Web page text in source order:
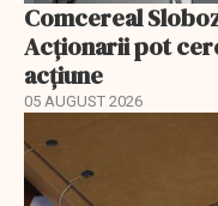
Comcereal
Acționarii pot
acțiune
05 AUGUST 2026